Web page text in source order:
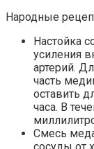
Народные
Настойка
усиления
артерий.
часть
оставить
часа. В
Смесь
сосуды от